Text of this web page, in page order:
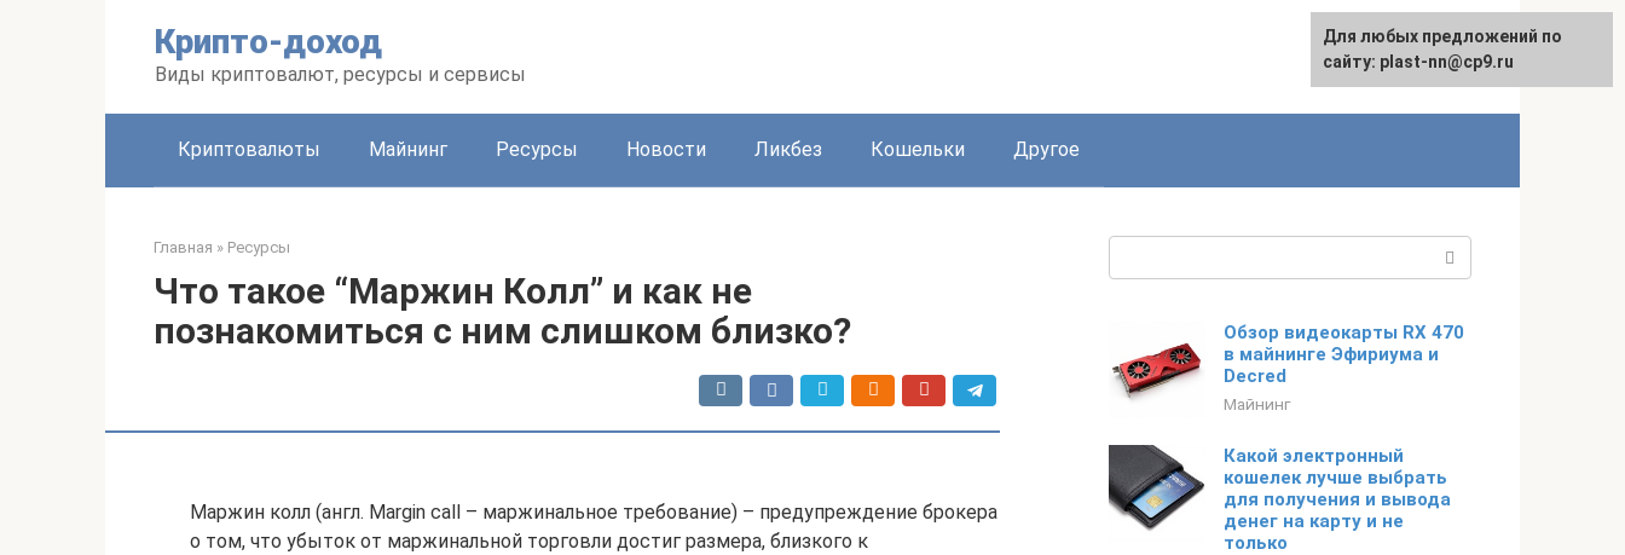
Крипто-доход
Виды криптовалют, ресурсы и сервисы
Криптовалюты Майнинг Ресурсы Новости Ликбез Кошельки Другое
Главная » Ресурсы
Что такое “Маржин Колл” и как не
познакомиться с ним слишком близко?
Маржин колл (англ. Margin call – маржинальное требование) – предупреждение брокера
о том, что убыток от маржинальной торговли достиг размера, близкого к
Обзор видеокарты RX 470
в майнинге Эфириума и
Decred
Майнинг
Какой электронный
кошелек лучше выбрать
для получения и вывода
денег на карту и не
только
Для любых предложений по
сайту: plast-nn@cp9.ru